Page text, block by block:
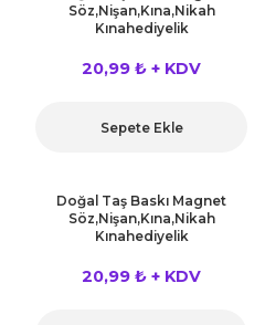
Söz,Nişan,Kına,Nikah
Kınahediyelik
20,99 ₺ + KDV
Sepete Ekle
Doğal Taş Baskı Magnet
Söz,Nişan,Kına,Nikah
Kınahediyelik
20,99 ₺ + KDV